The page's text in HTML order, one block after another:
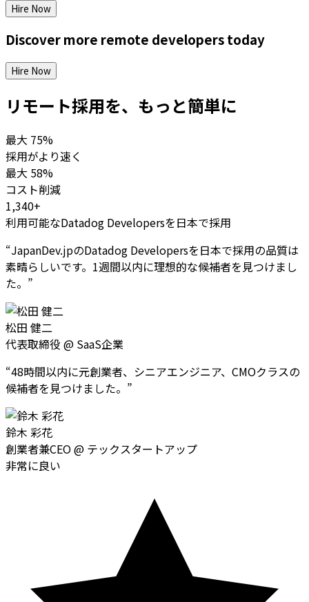
Hire Now
Discover more remote developerstoday
Hire Now
リモート採用を、もっと簡単に
最大 75%
採用がより速く
最大 58%
コスト削減
1,340+
利用可能なDatadog Developersを日本で採用
“JapanDev.jpのDatadog Developersを日本で採用の品質は
素晴らしいです。1週間以内に理想的な候補者を見つけまし
た。 ”
松田 健二
代表取締役 @ SaaS企業
“48時間以内に元創業者、シニアエンジニア、CMOクラスの
候補者を見つけました。 ”
鈴木 彩花
創業者兼CEO@ テックスタートアップ
非常に良い